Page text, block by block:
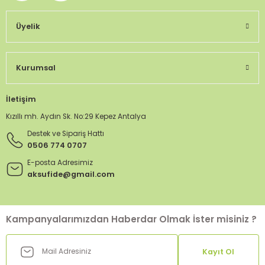
Üyelik
Kurumsal
İletişim
Kızıllı mh. Aydın Sk. No:29 Kepez Antalya
Destek ve Sipariş Hattı
0506 774 0707
E-posta Adresimiz
aksufide@gmail.com
Kampanyalarımızdan Haberdar Olmak İster misiniz ?
Kayıt Ol